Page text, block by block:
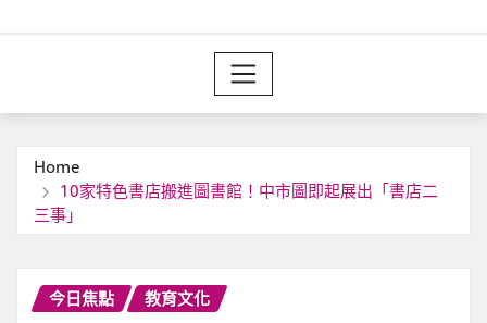
Home
10家特色書店搬進圖書館！中市圖即起展出「書店二
三事」
今日焦點 教育文化